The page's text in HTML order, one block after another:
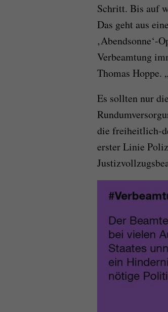
Schritt. Bis auf
Das geht aus
‚Abendsonne‘-
Verbeamtung
Thomas Hoppe.
Es sollten nur
die freiheitlich-
erster Linie